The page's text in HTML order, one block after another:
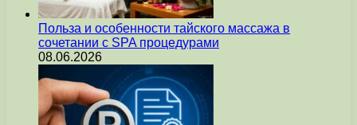
Польза и особенности тайского массажа в
сочетании с SPA процедурами
08.06.2026